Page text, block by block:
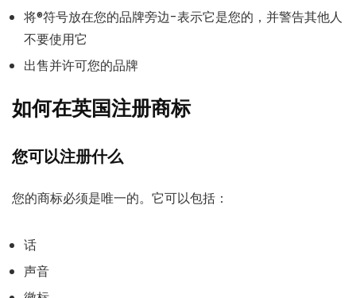
将®符号放在您的品牌旁边-表示它是您的，并警告其他人
不要使用它
出售并许可您的品牌
如何在英国注册商标
您可以注册什么
您的商标必须是唯一的。它可以包括：
话
声音